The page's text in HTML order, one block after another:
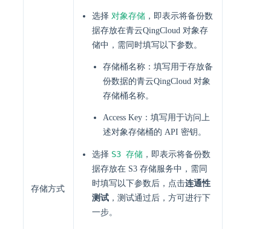
存储方式
选择 对象存储 ，即表示将备份数
据存放在青云QingCloud 对象存
储中，需同时填写以下参数。
存储桶名称：填写用于存放备
份数据的青云QingCloud 对象
存储桶名称。
Access Key：填写用于访问上
述对象存储桶的 API 密钥。
选择 S3 存储 ，即表示将备份数
据存放在 S3 存储服务中，需同
时填写以下参数后，点击连通性
测试 ，测试通过后，方可进行下
一步。